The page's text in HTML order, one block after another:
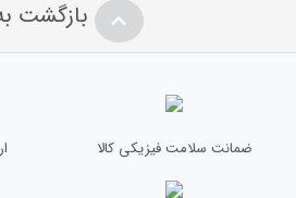
نشانی ایمیل شما منتشر نخواهد شد.بخش‌های
شده‌اند*
بازگشت
ضمانت سلامت فیزیکی کالا